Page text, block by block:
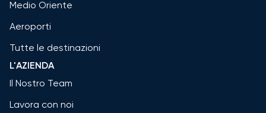
Medio Oriente
Aeroporti
Tutte le destinazioni
L'AZIENDA
Il Nostro Team
Lavora con noi